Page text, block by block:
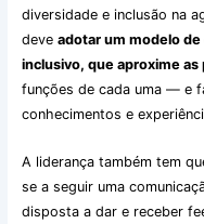
diversidade e inclusão na
deve adotar um modelo
inclusivo, que aproxime as
funções de cada uma — e
conhecimentos e
A liderança também tem
se a seguir uma
disposta a dar e receber